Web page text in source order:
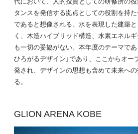
タンスを発信する拠点としての役割を持
であると想像される。水を表現した建築
く、木造ハイブリッド構造、水素エネル
も一切の妥協がない。本年度のテーマで
ひろがるデザイン」であり、ここからオ
発され、デザインの思想も含めて未来へ
る。
GLION ARENA KOBE